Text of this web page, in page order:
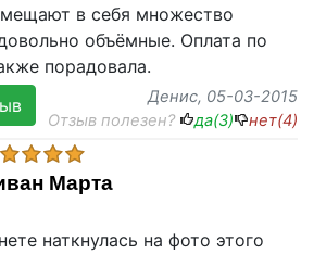
в себя множество
объёмные. Оплата по
порадовала.
Денис, 05-03-2015
Отзыв полезен?
да(3) нет(4)
Марта
наткнулась на фото этого